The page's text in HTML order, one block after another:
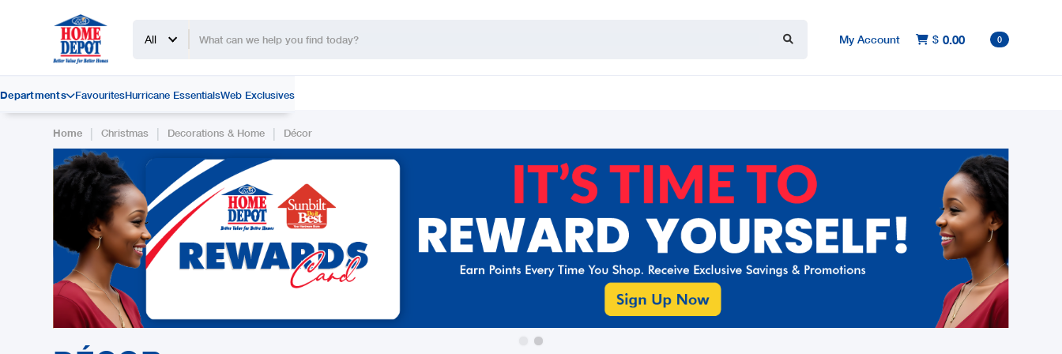
All My Account  $ 0.00 0
DepartmentsFavouritesHurricane EssentialsWeb Exclusives
Home | Christmas | Decorations & Home | Décor